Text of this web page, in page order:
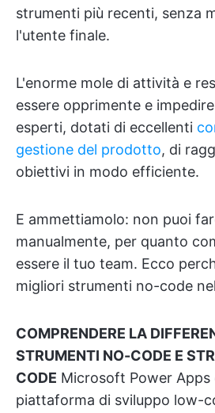
strumenti più recenti, senza
l'utente finale.
L'enorme mole di attività e
essere opprimente e
esperti, dotati di eccellenti
gestione del prodotto, di
obiettivi in modo efficiente.
E ammettiamolo: non puoi
manualmente, per quanto
essere il tuo team. Ecco
migliori strumenti no-code
COMPRENDERE LA
STRUMENTI NO-CODE E
CODE Microsoft Power Apps
piattaforma di sviluppo low-